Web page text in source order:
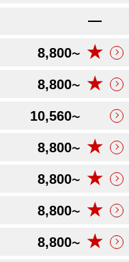
★
8,800〜 ★
8,800〜 ★
10,560〜
8,800〜 ★
8,800〜 ★
8,800〜 ★
8,800〜 ★